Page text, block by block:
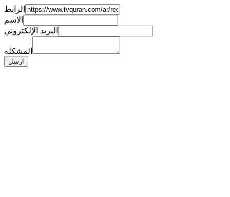
الرابط
الاسم
البريد الإلكتروني
المشكلة
ارسل